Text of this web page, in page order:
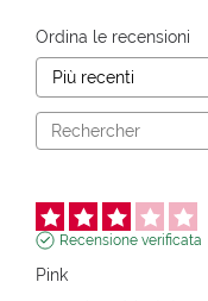
Ordina le recensioni
Recensione verificata
Pink